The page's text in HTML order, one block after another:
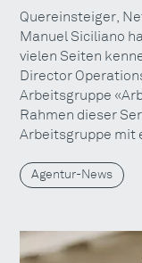
Quereinsteiger,
Manuel Siciliano
vielen Seiten
Director
Arbeitsgruppe
Rahmen dieser
Arbeitsgruppe mit
Agentur-News